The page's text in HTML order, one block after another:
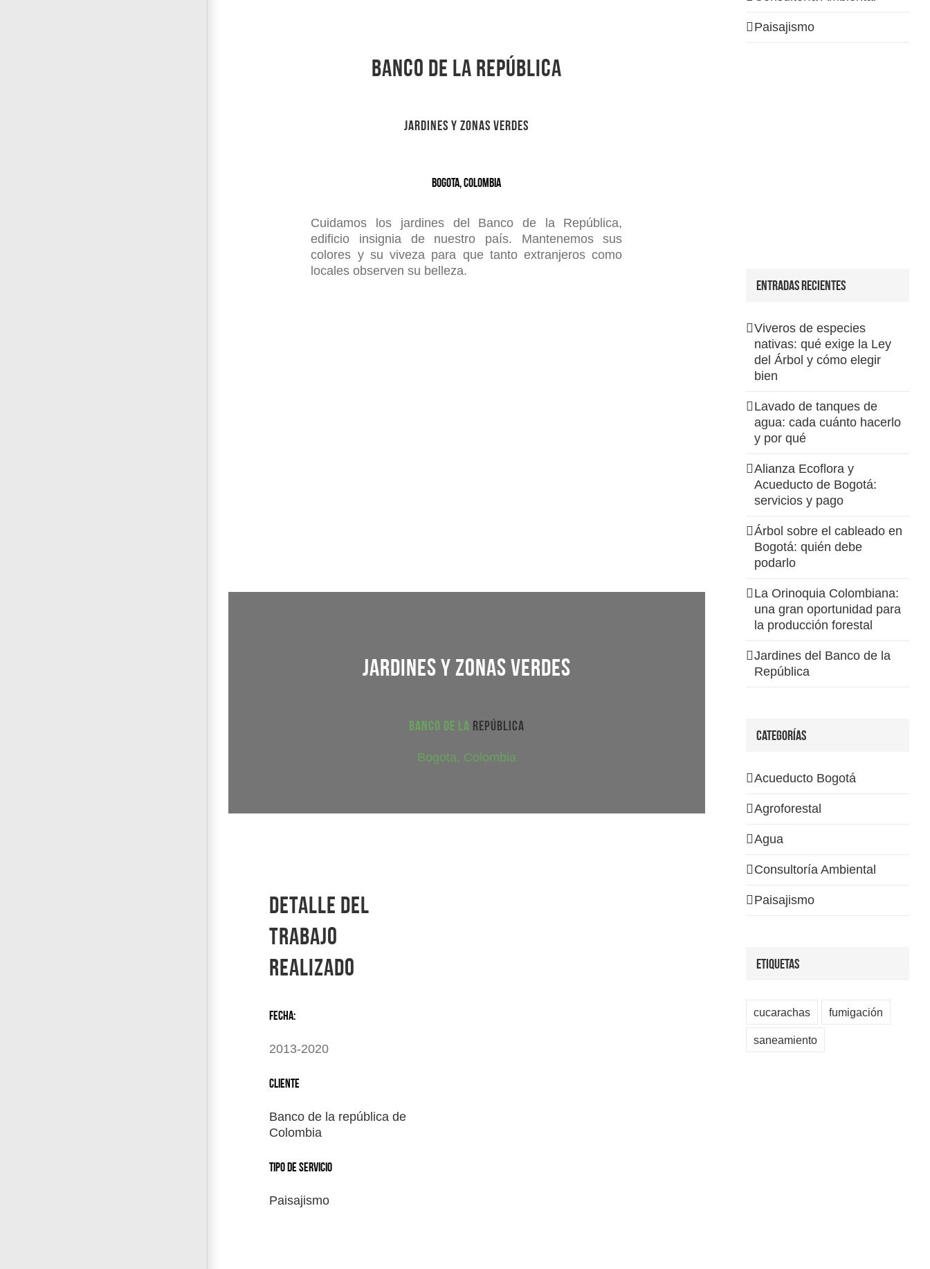
Banco de la república
Jardines y zonas verdes
Bogota, Colombia
Cuidamos los jardines del Banco de la República,
edificio insignia de nuestro país. Mantenemos sus
colores y su viveza para que tanto extranjeros como
locales observen su belleza.
Jardines y zonas verdes
Banco de la república
Bogota, Colombia
Detalle del
trabajo
realizado
FECHA:
2013-2020
CLIENTE
Banco de la república de
Colombia
TIPO DE SERVICIO
Paisajismo
Paisajismo
Entradas recientes
Viveros de especies
nativas: qué exige la Ley
del Árbol y cómo elegir
bien
Lavado de tanques de
agua: cada cuánto hacerlo
y por qué
Alianza Ecoflora y
Acueducto de Bogotá:
servicios y pago
Árbol sobre el cableado en
Bogotá: quién debe
podarlo
La Orinoquia Colombiana:
una gran oportunidad para
la producción forestal
Jardines del Banco de la
República
Categorías
Acueducto Bogotá
Agroforestal
Agua
Consultoría Ambiental
Paisajismo
Etiquetas
cucarachas fumigación
saneamiento